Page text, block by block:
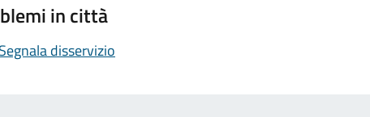
in città
disservizio